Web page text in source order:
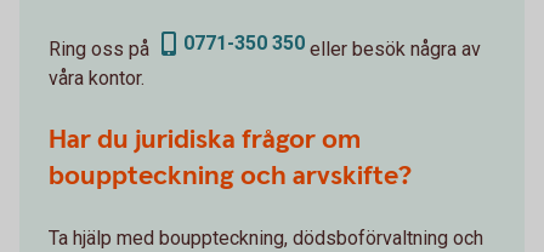
Ring oss på 0771-350 350 eller besök några av
våra kontor.
Har du juridiska frågor om
bouppteckning och arvskifte?
Ta hjälp med bouppteckning, dödsboförvaltning och